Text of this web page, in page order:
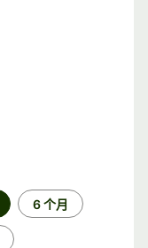
6 个月